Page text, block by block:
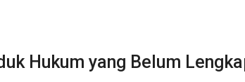
Hukum yang Belum